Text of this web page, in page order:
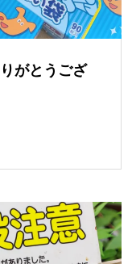
がとうござ